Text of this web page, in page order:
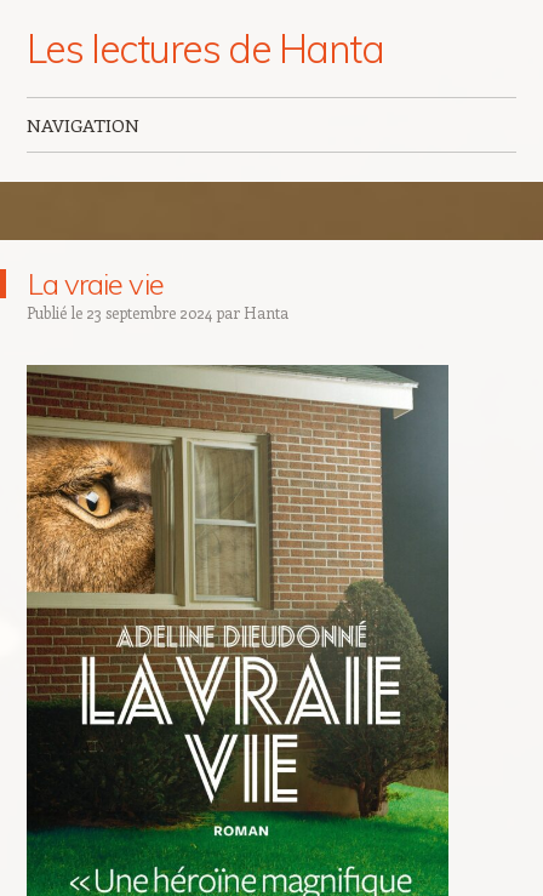
Les lectures de Hanta
NAVIGATION
La vraie vie
Publié le 23 septembre 2024 par Hanta